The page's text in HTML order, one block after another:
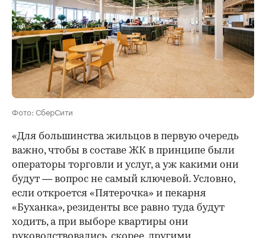
Фото: СберСити
«Для большинства жильцов в первую очередь
важно, чтобы в составе ЖК в принципе были
операторы торговли и услуг, а уж какими они
будут — вопрос не самый ключевой. Условно,
если откроется «Пятерочка» и пекарня
«Буханка», резиденты все равно туда будут
ходить, а при выборе квартиры они